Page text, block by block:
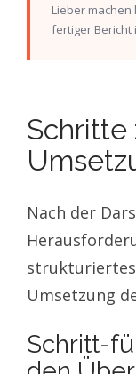
Lieber machen
fertiger Bericht
Schritte
Nach der
Umsetzung
Schritt-